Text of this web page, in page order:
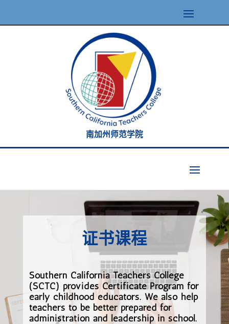
南加州师范学院
证书课程
Southern California Teachers College
(SCTC) provides Certificate Program for
early childhood educators. We also help
teachers to be better prepared for
administration and leadership in school.